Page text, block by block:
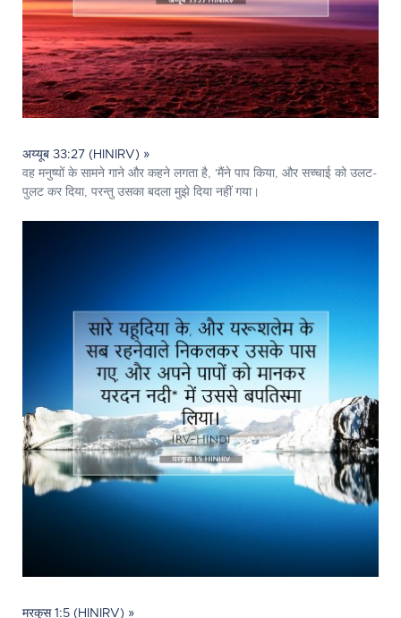
अय्यूब 33:27 (HINIRV) »
वह मनुष्यों के सामने गाने और कहने लगता है, 'मैंने पाप किया, और सच्चाई को उलट-
पुलट कर दिया, परन्तु उसका बदला मुझे दिया नहीं गया।
मरकुस 1:5 (HINIRV) »